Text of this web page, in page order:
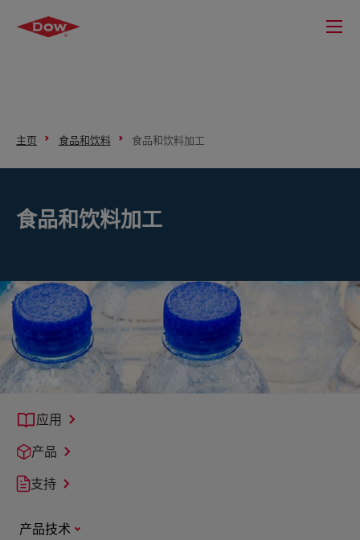
主页 食品和饮料 食品和饮料加工
食品和饮料加工
应用
产品
支持
产品技术